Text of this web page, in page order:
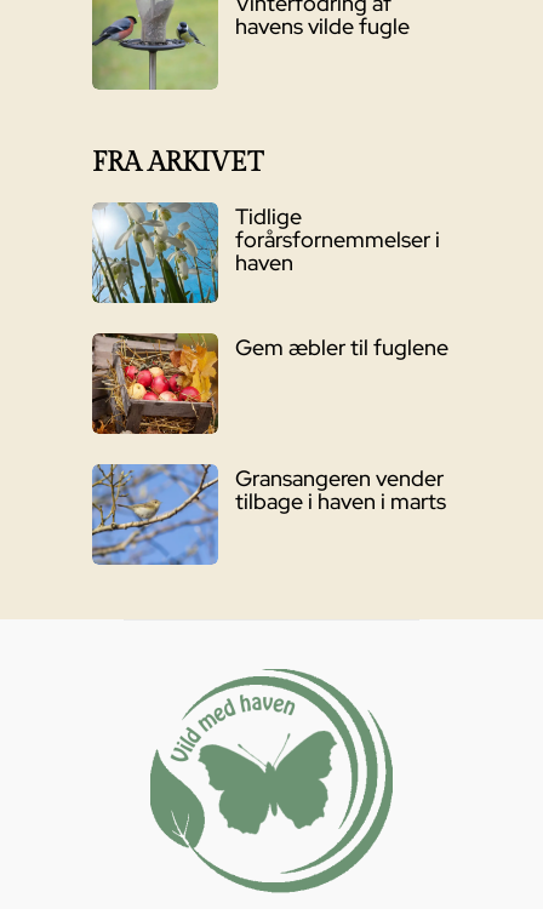
havens vilde fugle
FRA ARKIVET
Tidlige
forårsfornemmelser i
haven
Gem æbler til fuglene
Gransangeren vender
tilbage i haven i marts